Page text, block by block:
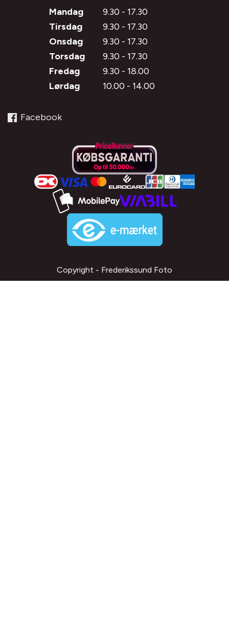
Mandag
9.30 - 17.30
Tirsdag
9.30 - 17.30
Onsdag
9.30 - 17.30
Torsdag
9.30 - 17.30
Fredag
9.30 - 18.00
Lørdag
10.00 - 14.00
Facebook
Copyright - Frederikssund Foto